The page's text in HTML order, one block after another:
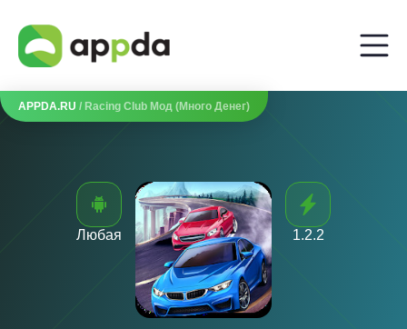
APPDA.RU / Racing Club Мод (Много Денег)
Любая 1.2.2